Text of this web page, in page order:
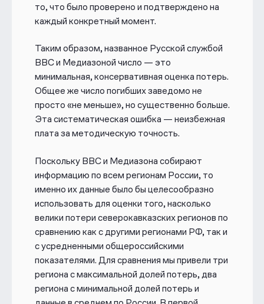
то, что было проверено и подтверждено на
каждый конкретный момент.
Таким образом, названное Русской службой
ВВС и Медиазоной число — это
минимальная, консервативная оценка потерь.
Общее же число погибших заведомо не
просто «не меньше», но существенно больше.
Эта систематическая ошибка — неизбежная
плата за методическую точность.
Поскольку ВВС и Медиазона собирают
информацию по всем регионам России, то
именно их данные было бы целесообразно
использовать для оценки того, насколько
велики потери северокавказских регионов по
сравнению как с другими регионами РФ, так и
с усредненными общероссийскими
показателями. Для сравнения мы привели три
региона с максимальной долей потерь, два
региона с минимальной долей потерь и